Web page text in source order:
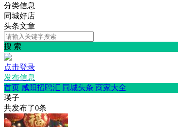
分类信息
同城好店
头条文章
搜 索
点击登录
发布信息
首页 咸阳招聘汇 同城头条 商家大全
瑛子
共发布了0条